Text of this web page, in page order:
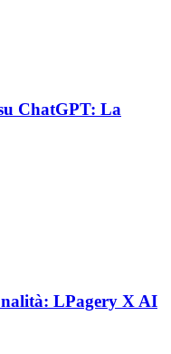
ChatGPT: La
LPagery X AI